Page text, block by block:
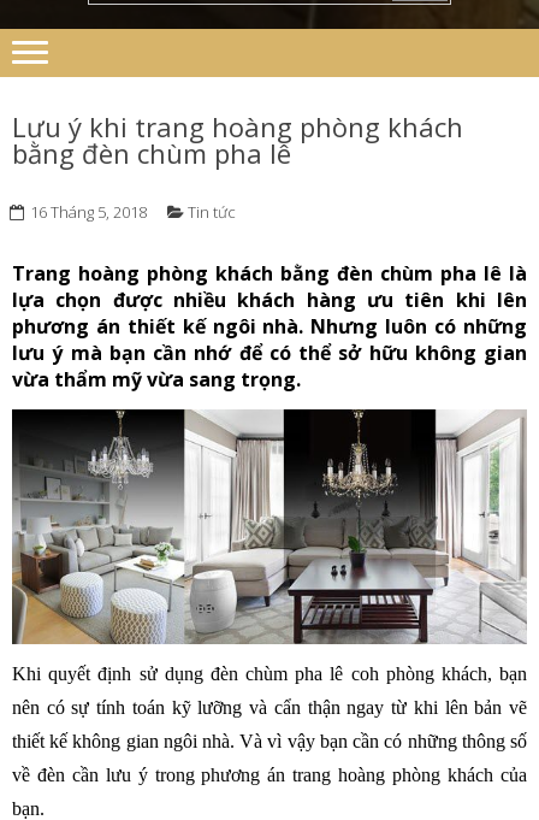
Lưu ý khi trang hoàng phòng khách
bằng đèn chùm pha lê
16 Tháng 5, 2018 Tin tức
Trang hoàng phòng khách bằng đèn chùm pha lê là
lựa chọn được nhiều khách hàng ưu tiên khi lên
phương án thiết kế ngôi nhà. Nhưng luôn có những
lưu ý mà bạn cần nhớ để có thể sở hữu không gian
vừa thẩm mỹ vừa sang trọng.
Khi quyết định sử dụng đèn chùm pha lê coh phòng khách, bạn
nên có sự tính toán kỹ lưỡng và cẩn thận ngay từ khi lên bản vẽ
thiết kế không gian ngôi nhà. Và vì vậy bạn cần có những thông số
về đèn cần lưu ý trong phương án trang hoàng phòng khách của
bạn.